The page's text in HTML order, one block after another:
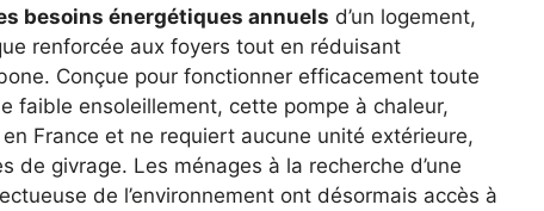
besoins énergétiques annuels d’un logement,
renforcée aux foyers tout en réduisant
Conçue pour fonctionner efficacement toute
faible ensoleillement, cette pompe à chaleur,
France et ne requiert aucune unité extérieure,
de givrage. Les ménages à la recherche d’une
de l’environnement ont désormais accès à